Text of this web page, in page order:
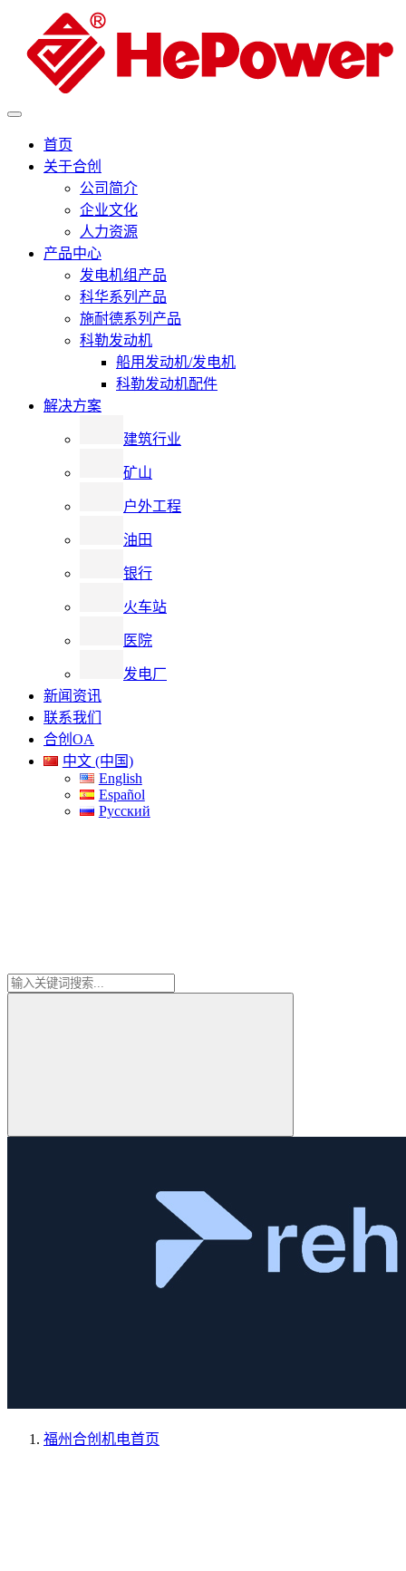
首页
关于合创
公司简介
企业文化
人力资源
产品中心
发电机组产品
科华系列产品
施耐德系列产品
科勒发动机
船用发动机/发电机
科勒发动机配件
解决方案
建筑行业
矿山
户外工程
油田
银行
火车站
医院
发电厂
新闻资讯
联系我们
合创OA
中文 (中国)
English
Español
Русский
福州合创机电首页